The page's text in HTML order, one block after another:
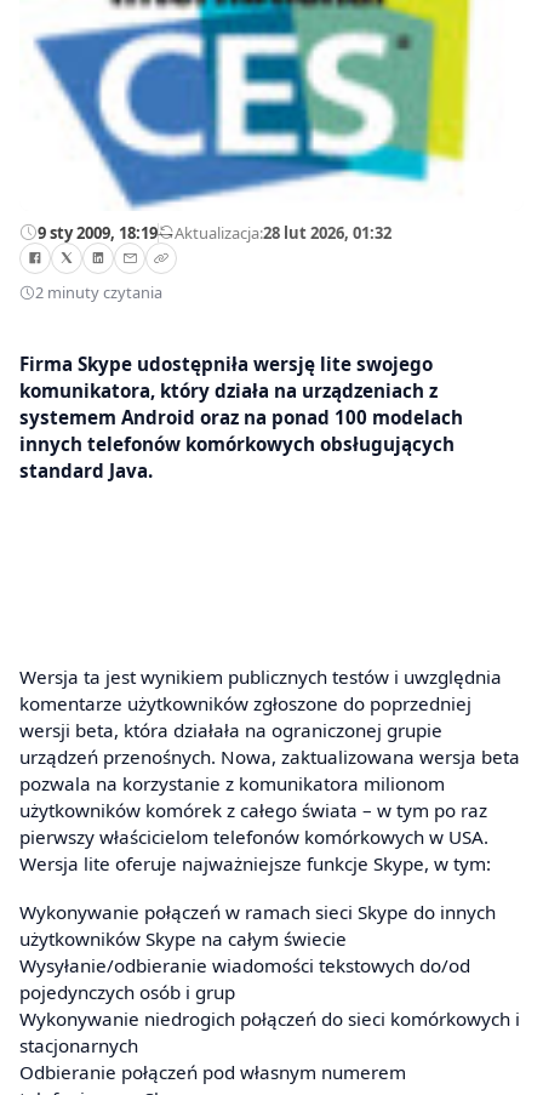
9 sty 2009, 18:19—Aktualizacja:28 lut 2026, 01:32
2 minuty czytania
Firma Skype udostępniła wersję lite swojego
komunikatora, który działa na urządzeniach z
systemem Android oraz na ponad 100 modelach
innych telefonów komórkowych obsługujących
standard Java.
Wersja ta jest wynikiem publicznych testów i uwzględnia
komentarze użytkowników zgłoszone do poprzedniej
wersji beta, która działała na ograniczonej grupie
urządzeń przenośnych. Nowa, zaktualizowana wersja beta
pozwala na korzystanie z komunikatora milionom
użytkowników komórek z całego świata – w tym po raz
pierwszy właścicielom telefonów komórkowych w USA.
Wersja lite oferuje najważniejsze funkcje Skype, w tym:
Wykonywanie połączeń w ramach sieci Skype do innych
użytkowników Skype na całym świecie
Wysyłanie/odbieranie wiadomości tekstowych do/od
pojedynczych osób i grup
Wykonywanie niedrogich połączeń do sieci komórkowych i
stacjonarnych
Odbieranie połączeń pod własnym numerem